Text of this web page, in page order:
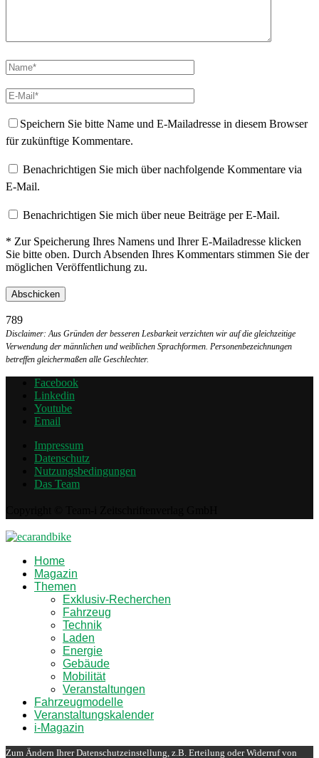
Speichern Sie bitte Name und E-Mailadresse in diesem Browser
für zukünftige Kommentare.
Benachrichtigen Sie mich über nachfolgende Kommentare via
E-Mail.
Benachrichtigen Sie mich über neue Beiträge per E-Mail.
* Zur Speicherung Ihres Namens und Ihrer E-Mailadresse klicken
Sie bitte oben. Durch Absenden Ihres Kommentars stimmen Sie der
möglichen Veröffentlichung zu.
789
Disclaimer: Aus Gründen der besseren Lesbarkeit verzichten wir auf die gleichzeitige
Verwendung der männlichen und weiblichen Sprachformen. Personenbezeichnungen
betreffen gleichermaßen alle Geschlechter.
Facebook
Linkedin
Youtube
Email
Impressum
Datenschutz
Nutzungsbedingungen
Das Team
Home
Magazin
Themen
Exklusiv-Recherchen
Fahrzeug
Technik
Laden
Energie
Gebäude
Mobilität
Veranstaltungen
Fahrzeugmodelle
Veranstaltungskalender
i-Magazin
Zum Ändern Ihrer Datenschutzeinstellung, z.B. Erteilung oder Widerruf von